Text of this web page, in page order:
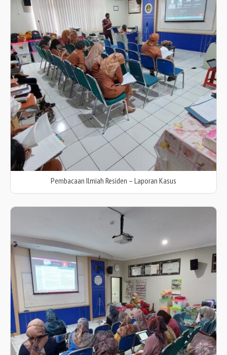
Pembacaan Ilmiah Residen – Laporan Kasus